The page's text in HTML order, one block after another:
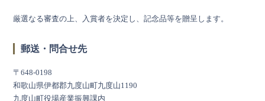
厳選なる審査の上、入賞者を決定し、記念品等を贈呈します。
郵送・問合せ先
〒648-0198
和歌山県伊都郡九度山町九度山1190
九度山町役場産業振興課内